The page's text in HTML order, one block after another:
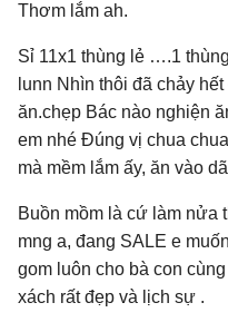
Thơm lắm ah.
Sỉ 11x1 thùng lẻ ….1
lunn Nhìn thôi đã chảy
ăn.chẹp Bác nào nghiện
em nhé Đúng vị chua
mà mềm lắm ấy, ăn vào
Buồn mồm là cứ làm nửa
mng a, đang SALE e
gom luôn cho bà con
xách rất đẹp và lịch sự .